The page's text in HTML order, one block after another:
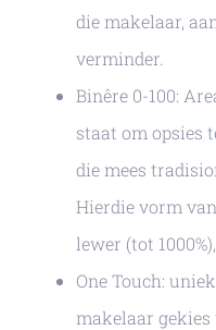
die makelaar,
verminder.
Binêre 0-100:
staat om opsies
die mees
Hierdie vorm
lewer (tot
One Touch:
makelaar